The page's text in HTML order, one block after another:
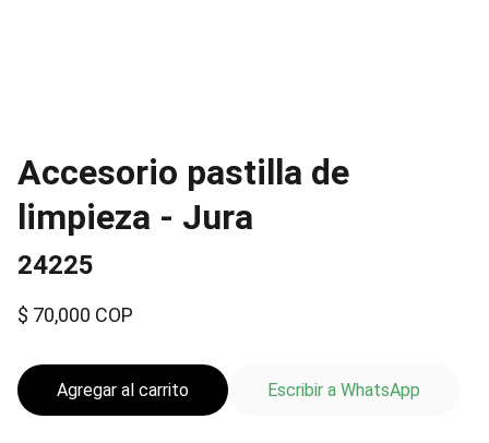
Accesorio pastilla de
limpieza - Jura
24225
$ 70,000 COP
Agregar al carrito Escribir a WhatsApp